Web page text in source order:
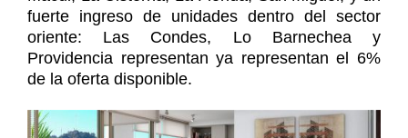
fuerte ingreso de unidades dentro del sector
oriente: Las Condes, Lo Barnechea y
Providencia representan ya representan el 6%
de la oferta disponible.